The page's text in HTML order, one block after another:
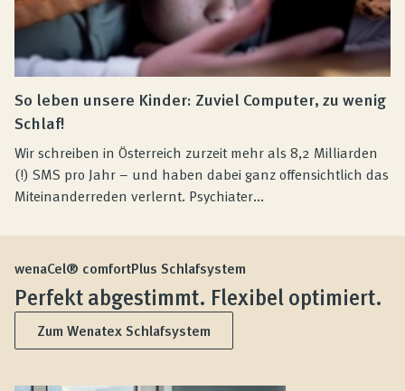
So leben unsere Kinder: Zuviel Computer, zu wenig
Schlaf!
Wir schreiben in Österreich zurzeit mehr als 8,2 Milliarden
(!) SMS pro Jahr – und haben dabei ganz offensichtlich das
Miteinanderreden verlernt. Psychiater...
wenaCel® comfortPlus Schlafsystem
Perfekt abgestimmt. Flexibel optimiert.
Zum Wenatex Schlafsystem